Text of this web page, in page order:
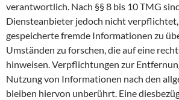
verantwortlich. Nach §§ 8 bis 10 TMG
Diensteanbieter jedoch nicht
gespeicherte fremde Informationen zu
Umständen zu forschen, die auf eine
hinweisen. Verpflichtungen zur
Nutzung von Informationen nach den
bleiben hiervon unberührt. Eine